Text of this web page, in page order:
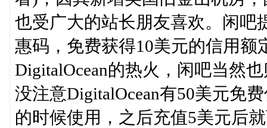
也受广大的站长朋友喜欢。闲吧
惠码，免费获得10美元的信用额
DigitalOcean的热火，闲吧当然
没注意DigitalOcean有50美元免
的时候使用，之后充值5美元后